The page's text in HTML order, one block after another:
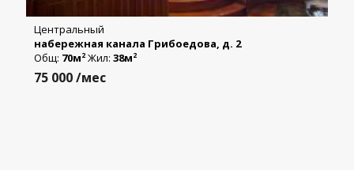
Центральный
набережная канала Грибоедова, д. 2
Общ: 70м2 Жил: 38м2
75 000/мес